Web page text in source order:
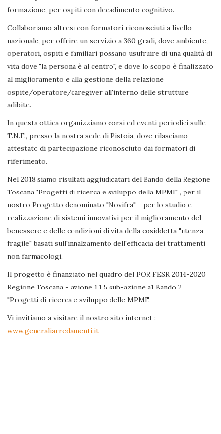
formazione, per ospiti con decadimento cognitivo.
Collaboriamo altresì con formatori riconosciuti a livello
nazionale, per offrire un servizio a 360 gradi, dove ambiente,
operatori, ospiti e familiari possano usufruire di una qualità di
vita dove "la persona è al centro", e dove lo scopo è finalizzato
al miglioramento e alla gestione della relazione
ospite/operatore/caregiver all'interno delle strutture
adibite.
In questa ottica organizziamo corsi ed eventi periodici sulle
T.N.F., presso la nostra sede di Pistoia, dove rilasciamo
attestato di partecipazione riconosciuto dai formatori di
riferimento.
Nel 2018 siamo risultati aggiudicatari del Bando della Regione
Toscana "Progetti di ricerca e sviluppo della MPMI" , per il
nostro Progetto denominato "Novifra" - per lo studio e
realizzazione di sistemi innovativi per il miglioramento del
benessere e delle condizioni di vita della cosiddetta "utenza
fragile" basati sull'innalzamento dell'efficacia dei trattamenti
non farmacologi.
Il progetto è finanziato nel quadro del POR FESR 2014-2020
Regione Toscana - azione 1.1.5 sub-azione a1 Bando 2
"Progetti di ricerca e sviluppo delle MPMI".
Vi invitiamo a visitare il nostro sito internet :
www.generaliarredamenti.it